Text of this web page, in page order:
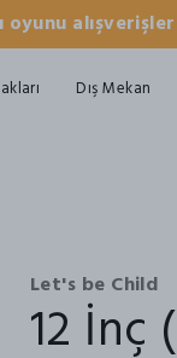
oyunu
Dış Mekan
Let's be Child
12 İnç